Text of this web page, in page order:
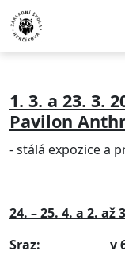
1. 3. a 23. 3.
Pavilon
- stálá expozice a
24. – 25. 4. a 2. až
Sraz: v 6.20